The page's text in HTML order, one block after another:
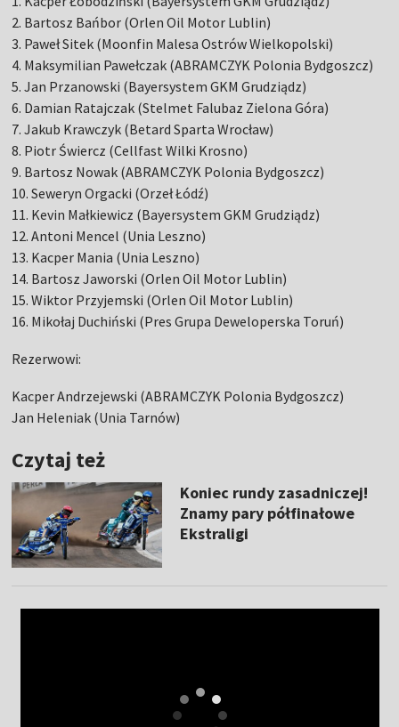
2. Bartosz Bańbor (Orlen Oil Motor Lublin)
3. Paweł Sitek (Moonfin Malesa Ostrów Wielkopolski)
4. Maksymilian Pawełczak (ABRAMCZYK Polonia Bydgoszcz)
5. Jan Przanowski (Bayersystem GKM Grudziądz)
6. Damian Ratajczak (Stelmet Falubaz Zielona Góra)
7. Jakub Krawczyk (Betard Sparta Wrocław)
8. Piotr Świercz (Cellfast Wilki Krosno)
9. Bartosz Nowak (ABRAMCZYK Polonia Bydgoszcz)
10. Seweryn Orgacki (Orzeł Łódź)
11. Kevin Małkiewicz (Bayersystem GKM Grudziądz)
12. Antoni Mencel (Unia Leszno)
13. Kacper Mania (Unia Leszno)
14. Bartosz Jaworski (Orlen Oil Motor Lublin)
15. Wiktor Przyjemski (Orlen Oil Motor Lublin)
16. Mikołaj Duchiński (Pres Grupa Deweloperska Toruń)
Rezerwowi:
Kacper Andrzejewski (ABRAMCZYK Polonia Bydgoszcz)
Jan Heleniak (Unia Tarnów)
Czytaj też
Koniec rundy zasadniczej!
Znamy pary półfinałowe
Ekstraligi